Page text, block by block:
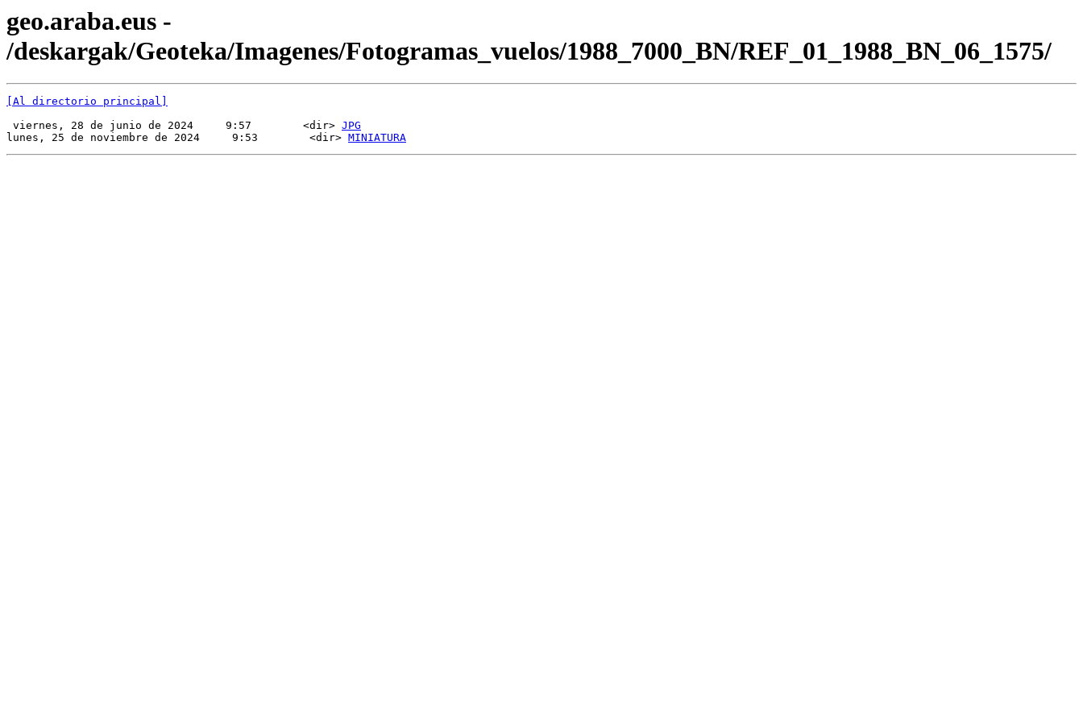
geo.araba.eus -
/deskargak/Geoteka/Imagenes/Fotogramas_vuelos/1988_7000_BN/REF_01_1988_BN_06_1575/
[Al directorio principal]
viernes, 28 de junio de 2024     9:57        <dir> JPG
lunes, 25 de noviembre de 2024     9:53        <dir> MINIATURA